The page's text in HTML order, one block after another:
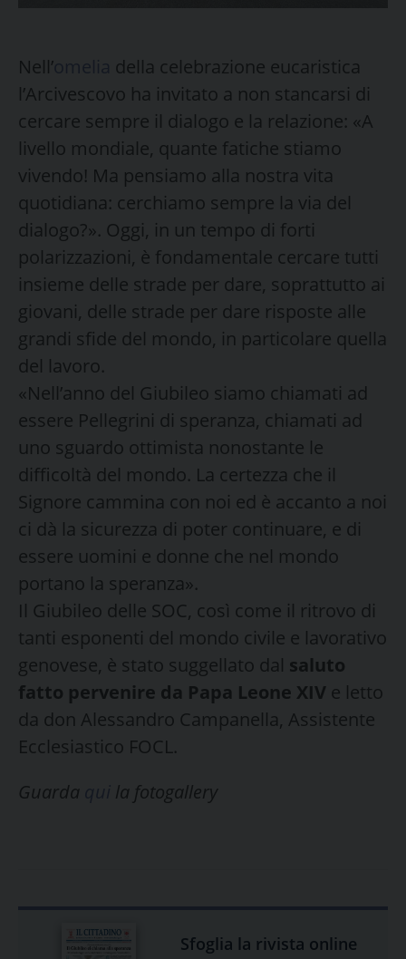
Nell’
della celebrazione eucaristica
l’Arcivescovo ha invitato a non stancarsi di
cercare sempre il dialogo e la relazione: «A
livello mondiale, quante fatiche stiamo
vivendo! Ma pensiamo alla nostra vita
quotidiana: cerchiamo sempre la via del
dialogo?». Oggi, in un tempo di forti
polarizzazioni, è fondamentale cercare tutti
insieme delle strade per dare, soprattutto ai
giovani, delle strade per dare risposte alle
grandi sfide del mondo, in particolare quella
del lavoro.
«Nell’anno del Giubileo siamo chiamati ad
essere Pellegrini di speranza, chiamati ad
uno sguardo ottimista nonostante le
difficoltà del mondo. La certezza che il
Signore cammina con noi ed è accanto a noi
ci dà la sicurezza di poter continuare, e di
essere uomini e donne che nel mondo
portano la speranza».
Il Giubileo delle SOC, così come il ritrovo di
tanti esponenti del mondo civile e lavorativo
genovese, è stato suggellato dal saluto
fatto pervenire da Papa Leone XIV e letto
da don Alessandro Campanella, Assistente
Ecclesiastico FOCL.
Guarda
la fotogallery
Sfoglia la rivista online